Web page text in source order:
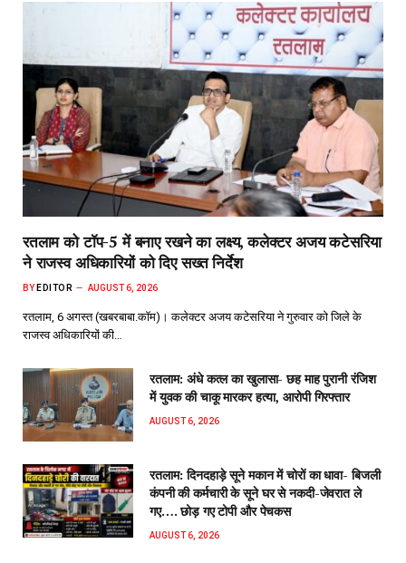
रतलाम को टॉप-5 में बनाए रखने का लक्ष्य, कलेक्टर अजय कटेसरिया
ने राजस्व अधिकारियों को दिए सख्त निर्देश
BY EDITOR AUGUST 6, 2026
रतलाम, 6 अगस्त (खबरबाबा.कॉम)। कलेक्टर अजय कटेसरिया ने गुरुवार को जिले के
राजस्व अधिकारियों की…
रतलाम: अंधे कत्ल का खुलासा- छह माह पुरानी रंजिश
में युवक की चाकू मारकर हत्या, आरोपी गिरफ्तार
AUGUST 6, 2026
रतलाम: दिनदहाड़े सूने मकान में चोरों का धावा- बिजली
कंपनी की कर्मचारी के सूने घर से नकदी-जेवरात ले
गए…. छोड़ गए टोपी और पेचकस
AUGUST 6, 2026